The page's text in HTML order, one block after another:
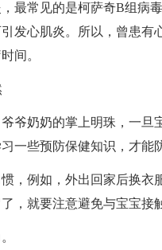
常见的是柯萨奇B组病
发心肌炎。所以，曾患有
间。
奶奶的掌上明珠，一旦
一些预防保健知识，才能
例如，外出回家后换衣
，就要注意避免与宝宝接